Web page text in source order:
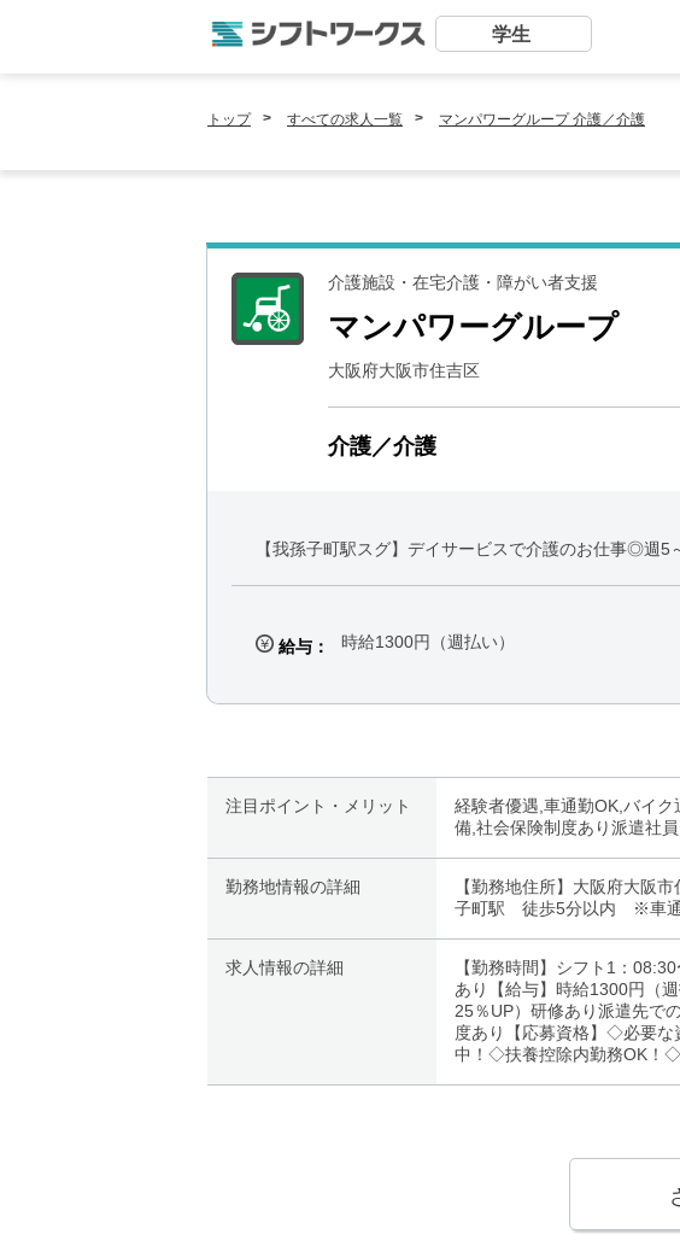
学生
トップ すべての求人一覧 マンパワーグループ 介護／介護
介護施設・在宅介護・障がい者支援
マンパワーグループ
大阪府大阪市住吉区
介護／介護
【我孫子町駅スグ】デイサービスで介護のお仕事◎週
給与： 時給1300円（週払い）
注目ポイント・メリット
経験者優遇,車通勤OK,バイ
備,社会保険制度あり派遣社
勤務地情報の詳細
【勤務地住所】大阪府大阪
子町駅 徒歩5分以内 ※車通
求人情報の詳細
【勤務時間】シフト1：
あり【給与】時給1300円（
25％UP）研修あり派遣先で
度あり【応募資格】◇必要
中！◇扶養控除内勤務OK！